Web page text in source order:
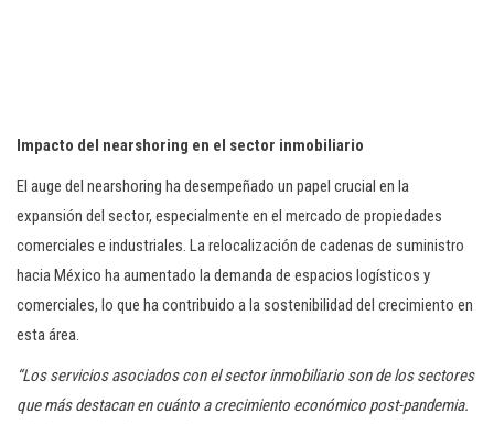
Impacto del nearshoring en el sector inmobiliario
El auge del nearshoring ha desempeñado un papel crucial en la
expansión del sector, especialmente en el mercado de propiedades
comerciales e industriales. La relocalización de cadenas de suministro
hacia México ha aumentado la demanda de espacios logísticos y
comerciales, lo que ha contribuido a la sostenibilidad del crecimiento en
esta área.
“Los servicios asociados con el sector inmobiliario son de los sectores
que más destacan en cuánto a crecimiento económico post-pandemia.